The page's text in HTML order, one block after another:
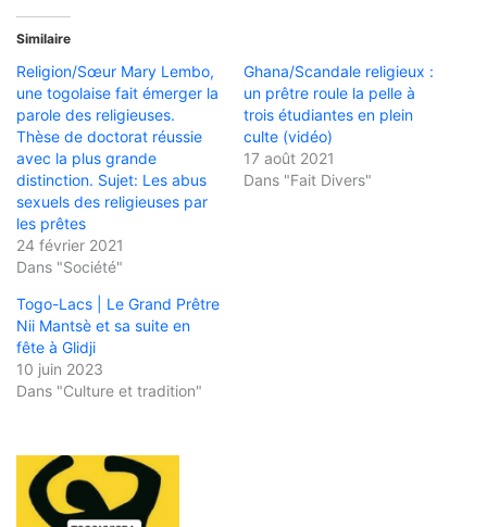
Similaire
Religion/Sœur Mary Lembo,
une togolaise fait émerger la
parole des religieuses.
Thèse de doctorat réussie
avec la plus grande
distinction. Sujet: Les abus
sexuels des religieuses par
les prêtes
24 février 2021
Dans "Société"
Ghana/Scandale religieux :
un prêtre roule la pelle à
trois étudiantes en plein
culte (vidéo)
17 août 2021
Dans "Fait Divers"
Togo-Lacs | Le Grand Prêtre
Nii Mantsè et sa suite en
fête à Glidji
10 juin 2023
Dans "Culture et tradition"